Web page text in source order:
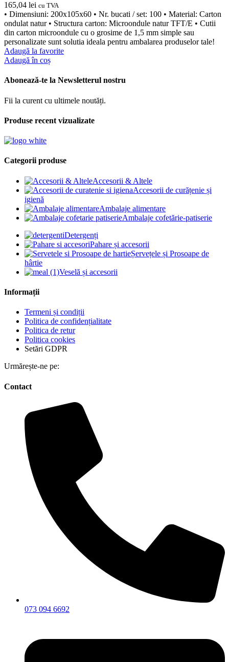
165,04 lei cu TVA
• Dimensiuni: 200x105x60 • Nr. bucati / set: 100 • Material: Carton
ondulat natur • Structura carton: Microondule natur TFT/E • Cutii
din carton microondule cu o grosime de 1,5 mm simple sau
personalizate sunt solutia ideala pentru ambalarea produselor tale!
Adaugă la favorite
Adaugă în coș
Abonează-te la Newsletterul nostru
Fii la curent cu ultimele noutăți.
Produse recent vizualizate
Categorii produse
Accesorii & Altele
Accesorii de curățenie și
igienă
Ambalaje alimentare
Ambalaje cofetărie-patiserie
Detergenți
Pahare și accesorii
Șervețele și Prosoape de
hârtie
Veselă și accesorii
Informații
Termeni și condiții
Politica de confidențialitate
Politica de retur
Politica cookies
Setări GDPR
Urmărește-ne pe:
Contact
073 094 6692